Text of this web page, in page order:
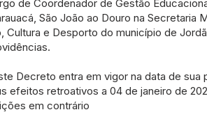
de Coordenador de Gestão
São João ao Douro na Secretaria
Cultura e Desporto do município de
Decreto entra em vigor na data de sua
efeitos retroativos a 04 de janeiro de
em contrário